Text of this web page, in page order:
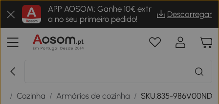
APP AOSOM: Ganhe 10€ extr
a no seu primeiro pedido!
Descarregar
/ Cozinha / Armários de cozinha / SKU:835-986V00ND